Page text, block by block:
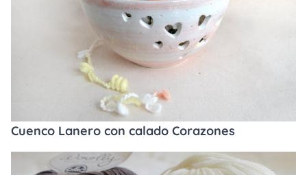
Cuenco Lanero con calado Corazones